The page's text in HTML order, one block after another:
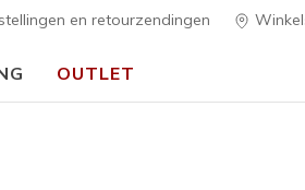
en retourzendingen
OUTLET